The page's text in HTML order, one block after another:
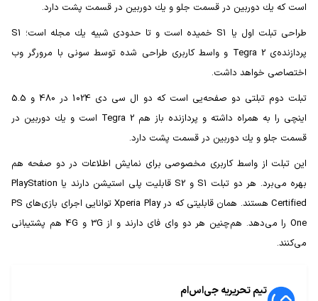
است كه یك دوربین در قسمت جلو و یك دوربین در قسمت پشت دارد.
طراحی تبلت اول یا S1 خمیده است و تا حدودی شبیه یك مجله است؛ S1
پردازنده‌ی Tegra 2 و واسط کاربری طراحی شده توسط سونی با مرورگر وب
اختصاصی خواهد داشت.
تبلت دوم تبلتی دو صفحه‌یی است که دو ال سی دی 1024 در 480 و 5.5
اینچی را به همراه داشته و پردازنده باز هم Tegra 2 است و یك دوربین در
قسمت جلو و یك دوربین در قسمت پشت دارد.
این تبلت از واسط کاربری مخصوصی برای نمایش اطلاعات در دو صفحه هم
بهره می‌برد. هر دو تبلت S1 و S2 قابلیت پلی استیشن دارند یا PlayStation
Certified هستند. همان قابلیتی که در Xperia Play توانایی اجرای بازی‌های PS
One را می‌دهد. هم‌چنین هر دو وای فای دارند و از 3G و 4G هم پشتیبانی
می‌کنند.
تیم تحریریه جی‌اس‌ام